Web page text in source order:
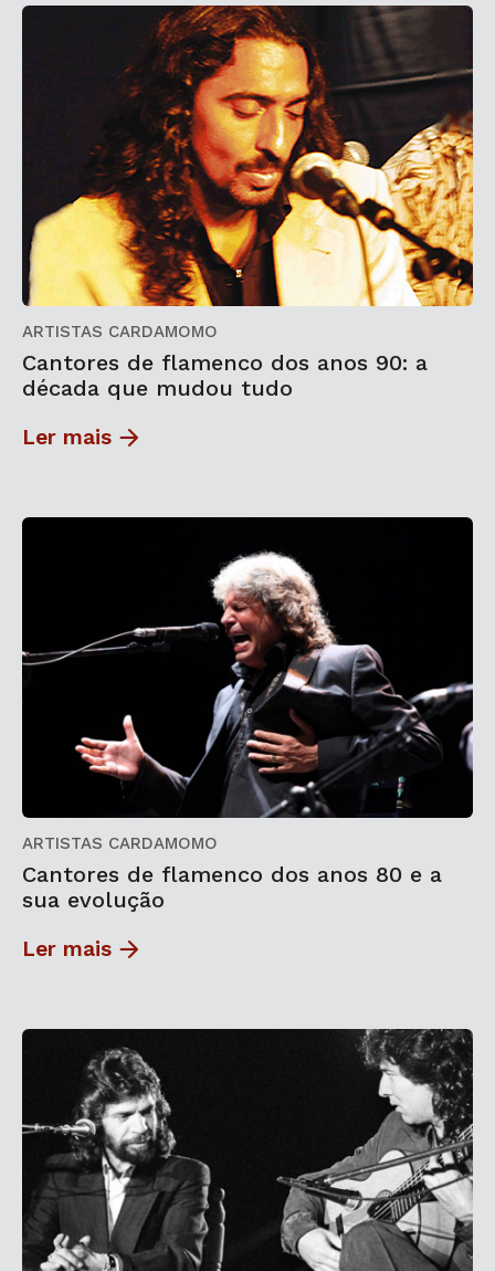
ARTISTAS CARDAMOMO
Cantores de flamenco dos anos 90: a
década que mudou tudo
Ler mais
ARTISTAS CARDAMOMO
Cantores de flamenco dos anos 80 e a
sua evolução
Ler mais